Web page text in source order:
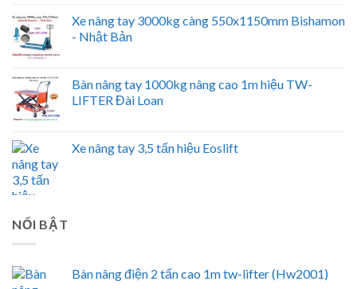
Xe nâng tay 3000kg càng 550x1150mm Bishamon
- Nhật Bản
Bàn nâng tay 1000kg nâng cao 1m hiệu TW-
LIFTER Đài Loan
Xe nâng tay 3,5 tấn hiệu Eoslift
NỔI BẬT
Bàn nâng điện 2 tấn cao 1m tw-lifter (Hw2001)